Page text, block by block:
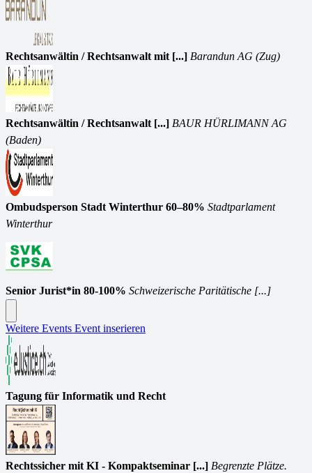
Rechtsanwältin / Rechtsanwalt mit [...] Barandun AG (Zug)
Rechtsanwältin / Rechtsanwalt [...] BAUR HÜRLIMANN AG
(Baden)
Ombudsperson Stadt Winterthur 60–80% Stadtparlament
Winterthur
Senior Jurist*in 80-100% Schweizerische Paritätische [...]
Weitere Events Event inserieren
Tagung für Informatik und Recht
Rechtssicher mit KI - Kompaktseminar [...] Begrenzte Plätze.